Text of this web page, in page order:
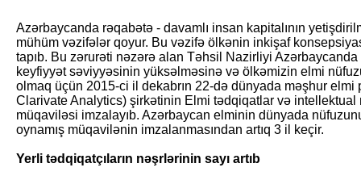
Azərbaycanda rəqabətə - davamlı insan kapitalının
mühüm vəzifələr qoyur. Bu vəzifə ölkənin inkişaf
tapıb. Bu zərurəti nəzərə alan Təhsil Nazirliyi
keyfiyyət səviyyəsinin yüksəlməsinə və ölkəmizin elmi
olmaq üçün 2015-ci il dekabrın 22-də dünyada məşhur
Clarivate Analytics) şirkətinin Elmi tədqiqatlar və intellektual
müqaviləsi imzalayıb. Azərbaycan elminin dünyada
oynamış müqavilənin imzalanmasından artıq 3 il keçir.
Yerli tədqiqatçıların nəşrlərinin sayı artıb